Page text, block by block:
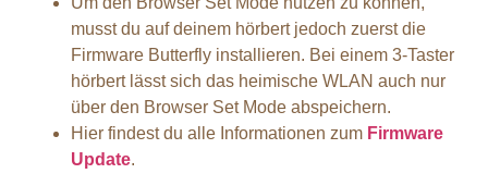
musst du auf deinem hörbert jedoch zuerst die
Firmware Butterfly installieren. Bei einem 3-Taster
hörbert lässt sich das heimische WLAN auch nur
über den Browser Set Mode abspeichern.
Hier findest du alle Informationen zum Firmware
Update.